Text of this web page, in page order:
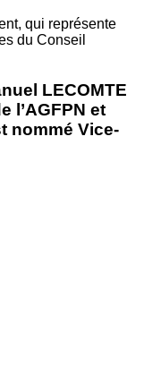
qui représente
du Conseil
LECOMTE
l’AGFPN et
nommé Vice-